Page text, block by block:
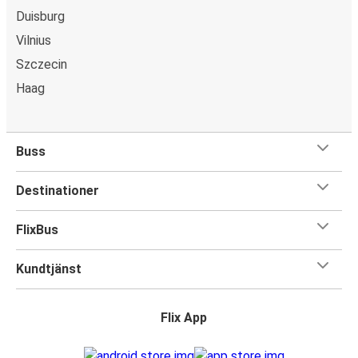
Duisburg
Vilnius
Szczecin
Haag
Buss
Destinationer
FlixBus
Kundtjänst
Flix App